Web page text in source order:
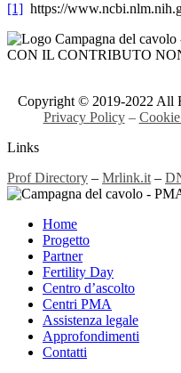
[1] https://
CON IL CONTRIBUTO
Copyright © 2019-2022 All
Privacy Policy–
Links
Prof Directory – Mrlink.it –
Home
Progetto
Partner
Fertility Day
Centro d’ascolto
Centri PMA
Assistenza legale
Approfondimenti
Contatti